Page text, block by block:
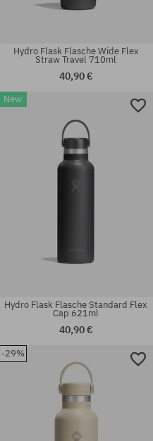
Universalgröße
Universalgröße
Hydro Flask Flasche Wide Flex
Straw Travel 710ml
40,90 €
New
Hydro Flask Flasche Standard Flex
Cap 621ml
40,90 €
-29%